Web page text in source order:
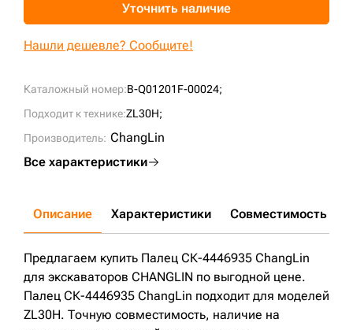
Каталожный номер:B-Q01201F-00024;
Подходит к технике:ZL30H;
Производитель: ChangLin
Все характеристики
Уточнить наличие
Нашли дешевле? Сообщите!
Описание Характеристики Совместимость
Предлагаем купить Палец СК-4446935 ChangLin
для экскаваторов CHANGLIN по выгодной цене.
Палец СК-4446935 ChangLin подходит для моделей
ZL30H. Точную совместимость, наличие на